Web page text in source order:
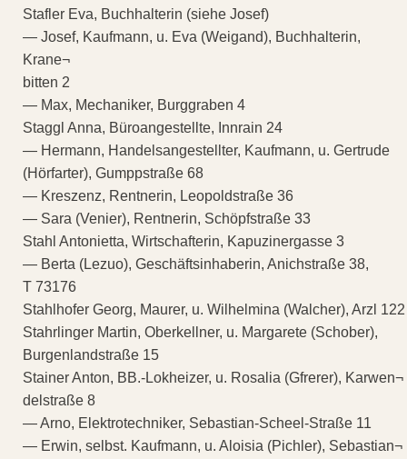
Stafler Eva, Buchhalterin (siehe Josef)
— Josef, Kaufmann, u. Eva (Weigand), Buchhalterin,
Krane¬
bitten 2
— Max, Mechaniker, Burggraben 4
Staggl Anna, Büroangestellte, Innrain 24
— Hermann, Handelsangestellter, Kaufmann, u. Gertrude
(Hörfarter), Gumppstraße 68
— Kreszenz, Rentnerin, Leopoldstraße 36
— Sara (Venier), Rentnerin, Schöpfstraße 33
Stahl Antonietta, Wirtschafterin, Kapuzinergasse 3
— Berta (Lezuo), Geschäftsinhaberin, Anichstraße 38,
T 73176
Stahlhofer Georg, Maurer, u. Wilhelmina (Walcher), Arzl 122
Stahrlinger Martin, Oberkellner, u. Margarete (Schober),
Burgenlandstraße 15
Stainer Anton, BB.-Lokheizer, u. Rosalia (Gfrerer), Karwen¬
delstraße 8
— Arno, Elektrotechniker, Sebastian-Scheel-Straße 11
— Erwin, selbst. Kaufmann, u. Aloisia (Pichler), Sebastian¬